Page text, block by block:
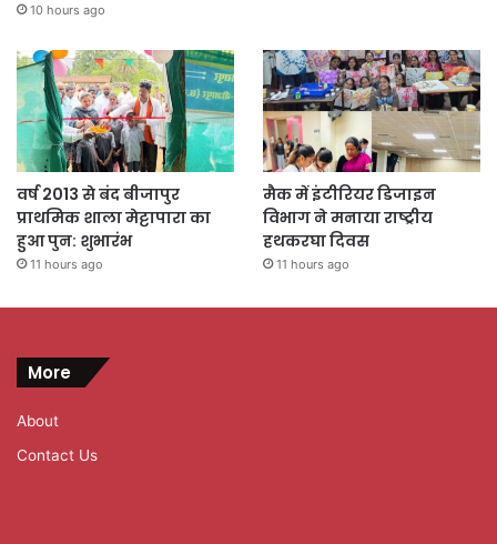
10 hours ago
वर्ष 2013 से बंद बीजापुर
प्राथमिक शाला मेट्टापारा का
हुआ पुन: शुभारंभ
11 hours ago
मैक में इंटीरियर डिजाइन
विभाग ने मनाया राष्ट्रीय
हथकरघा दिवस
11 hours ago
More
About
Contact Us